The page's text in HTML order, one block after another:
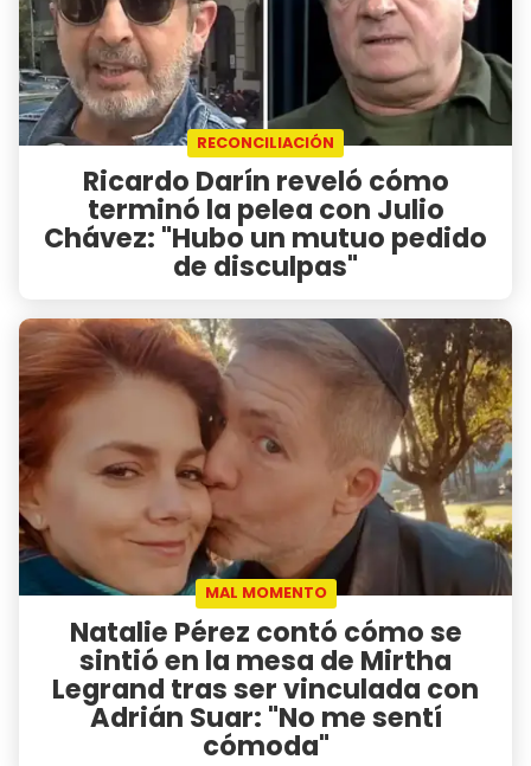
RECONCILIACIÓN
Ricardo Darín reveló cómo
terminó la pelea con Julio
Chávez: "Hubo un mutuo pedido
de disculpas"
MAL MOMENTO
Natalie Pérez contó cómo se
sintió en la mesa de Mirtha
Legrand tras ser vinculada con
Adrián Suar: "No me sentí
cómoda"